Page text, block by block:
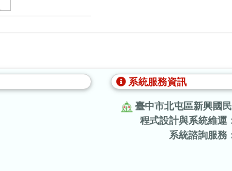
系統服務資訊
臺中市北屯區新興國
程式設計與系統維運
系統諮詢服務